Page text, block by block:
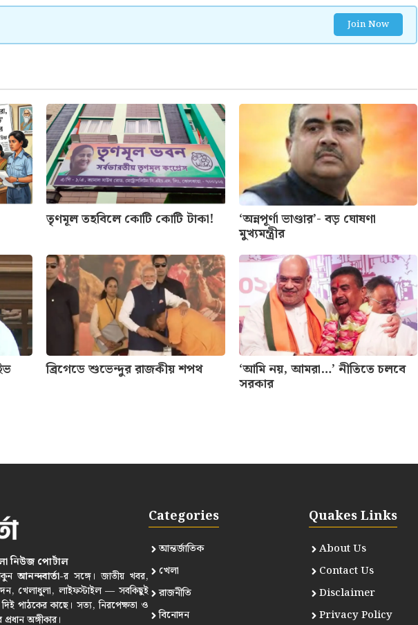
Join Now
তৃণমূল তহবিলে কোটি কোটি টাকা! ‘অন্নপূর্ণা ভাণ্ডার’- বড় ঘোষণা
মুখ্যমন্ত্রীর
ব্রিগেডে শুভেন্দুর রাজকীয় শপথ ‘আমি নয়, আমরা…’ নীতিতে চলবে
সরকার
নিউজ পোর্টাল
আনন্দবার্তা-র সঙ্গে। জাতীয় খবর,
খেলাধুলা, লাইফস্টাইল — সবকিছুই
পাঠকের কাছে। সত্য, নিরপেক্ষতা ও
প্রধান অঙ্গীকার।
Categories
আন্তর্জাতিক
খেলা
রাজনীতি
বিনোদন
Quakes Links
About Us
Contact Us
Disclaimer
Privacy Policy